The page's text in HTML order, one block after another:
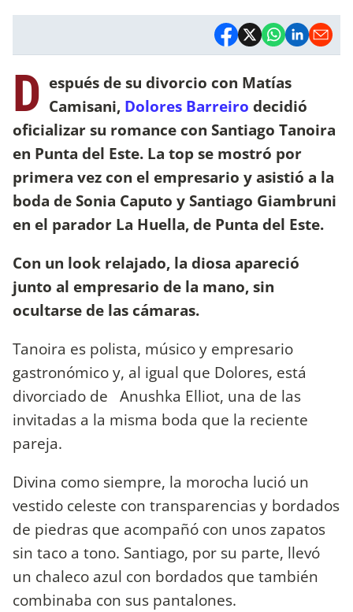
D espués de su divorcio con Matías
Camisani, Dolores Barreiro decidió
oficializar su romance con Santiago Tanoira
en Punta del Este. La top se mostró por
primera vez con el empresario y asistió a la
boda de Sonia Caputo y Santiago Giambruni
en el parador La Huella, de Punta del Este.
Con un look relajado, la diosa apareció
junto al empresario de la mano, sin
ocultarse de las cámaras.
Tanoira es polista, músico y empresario
gastronómico y, al igual que Dolores, está
divorciado de Anushka Elliot, una de las
invitadas a la misma boda que la reciente
pareja.
Divina como siempre, la morocha lució un
vestido celeste con transparencias y bordados
de piedras que acompañó con unos zapatos
sin taco a tono. Santiago, por su parte, llevó
un chaleco azul con bordados que también
combinaba con sus pantalones.